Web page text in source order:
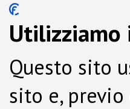
Utilizziamo
Questo sito
sito e,